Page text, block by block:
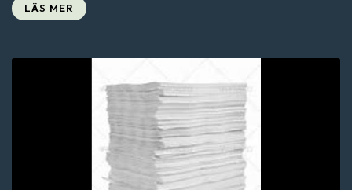
LÄS MER